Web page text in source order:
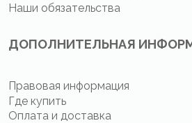
Наши обязательства
ДОПОЛНИТЕЛЬНАЯ
Правовая информация
Где купить
Оплата и доставка